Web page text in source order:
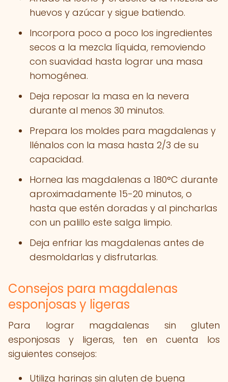
huevos y azúcar y sigue batiendo.
Incorpora poco a poco los ingredientes
secos a la mezcla líquida, removiendo
con suavidad hasta lograr una masa
homogénea.
Deja reposar la masa en la nevera
durante al menos 30 minutos.
Prepara los moldes para magdalenas y
llénalos con la masa hasta 2/3 de su
capacidad.
Hornea las magdalenas a 180°C durante
aproximadamente 15-20 minutos, o
hasta que estén doradas y al pincharlas
con un palillo este salga limpio.
Deja enfriar las magdalenas antes de
desmoldarlas y disfrutarlas.
Consejos para magdalenas
esponjosas y ligeras
Para lograr magdalenas sin gluten
esponjosas y ligeras, ten en cuenta los
siguientes consejos:
Utiliza harinas sin gluten de buena